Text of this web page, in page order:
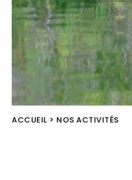
ACCUEIL > NOS ACTIVITÉS